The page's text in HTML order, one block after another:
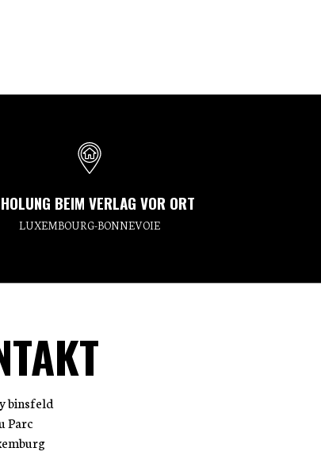
BEIM VERLAG VOR ORT
LUXEMBOURG-BONNEVOIE
binsfeld
Parc